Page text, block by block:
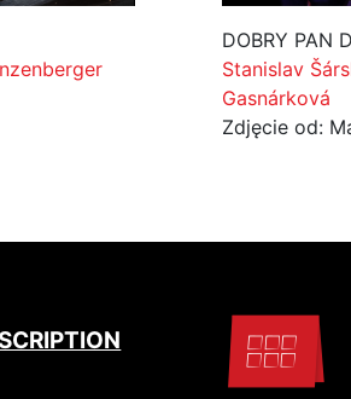
DOBRY PAN
Stanislav
Gasnárková
Zdjęcie od: